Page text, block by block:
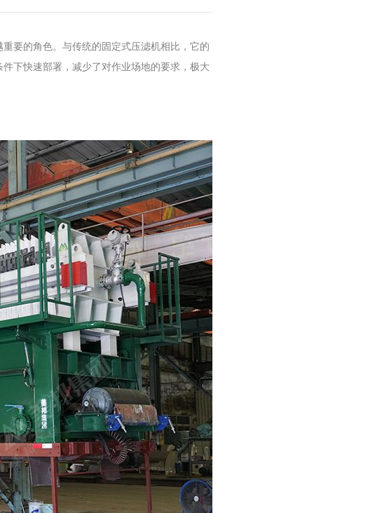
要的角色。与传统的固定式压滤机相比，它的
下快速部署，减少了对作业场地的要求，极大